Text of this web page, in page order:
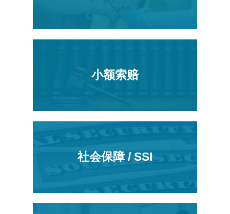
小额索赔
社会保障 / SSI